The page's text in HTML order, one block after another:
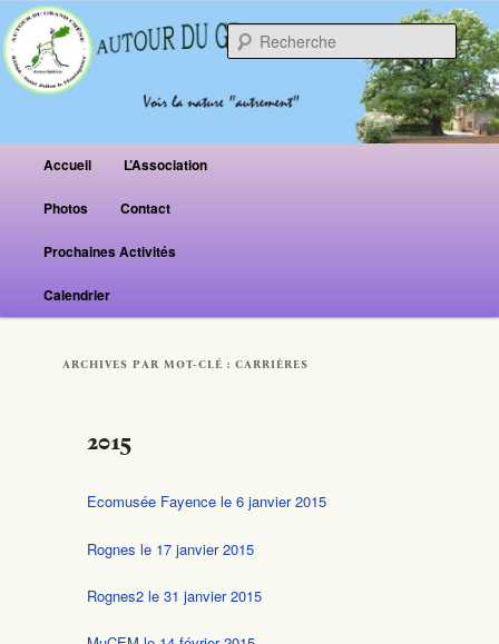
Menu principal
Aller au contenu principal
Aller au contenu secondaire
Accueil L’Association
Photos Contact
Prochaines Activités
Calendrier
ARCHIVES PAR MOT-CLÉ :CARRIÈRES
2015
Ecomusée Fayence le 6 janvier 2015
Rognes le 17 janvier 2015
Rognes2 le 31 janvier 2015